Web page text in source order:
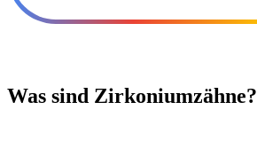
Was sind Zirkoniumzähne?